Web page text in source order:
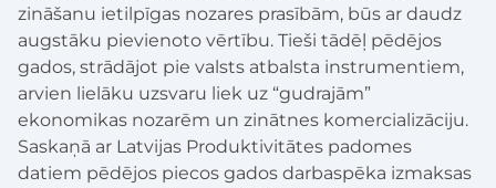
zināšanu ietilpīgas nozares prasībām, būs ar daudz
augstāku pievienoto vērtību. Tieši tādēļ pēdējos
gados, strādājot pie valsts atbalsta instrumentiem,
arvien lielāku uzsvaru liek uz “gudrajām”
ekonomikas nozarēm un zinātnes komercializāciju.
Saskaņā ar Latvijas Produktivitātes padomes
datiem pēdējos piecos gados darbaspēka izmaksas